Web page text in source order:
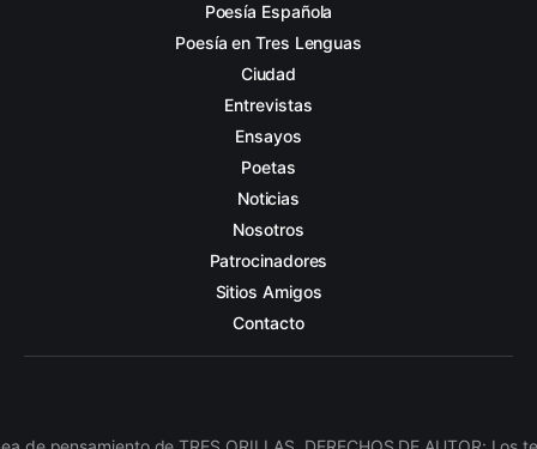
Poesía Española
Poesía en Tres Lenguas
Ciudad
Entrevistas
Ensayos
Poetas
Noticias
Nosotros
Patrocinadores
Sitios Amigos
Contacto